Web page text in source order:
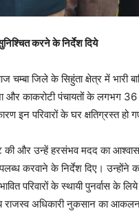
करने के निर्देश दिये
जिले के सिहुंता क्षेत्र में भारी
और काकरोटी पंचायतों के लगभग 36
इन परिवारों के घर क्षतिग्रस्त हो
की और उन्हें हरसंभव मदद का आश्वासन
करवाने के निर्देश दिए। उन्होंने
परिवारों के स्थायी पुनर्वास के
अधिकारी नुकसान का आकलन